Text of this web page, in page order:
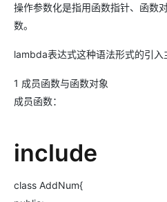
操作参数化是指用函数指针、函数
数。
lambda表达式这种语法形式的引入
1 成员函数与函数对象
成员函数：
include
class AddNum{